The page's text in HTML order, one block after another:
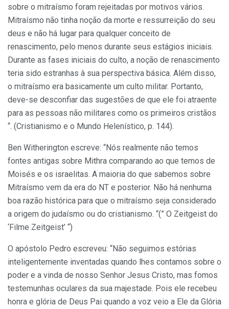
sobre o mitraísmo foram rejeitadas por motivos vários.
Mitraísmo não tinha noção da morte e ressurreição do seu
deus e não há lugar para qualquer conceito de
renascimento, pelo menos durante seus estágios iniciais.
Durante as fases iniciais do culto, a noção de renascimento
teria sido estranhas à sua perspectiva básica. Além disso,
o mitraísmo era basicamente um culto militar. Portanto,
deve-se desconfiar das sugestões de que ele foi atraente
para as pessoas não militares como os primeiros cristãos
“. (Cristianismo e o Mundo Helenístico, p. 144).
Ben Witherington escreve: “Nós realmente não temos
fontes antigas sobre Mithra comparando ao que temos de
Moisés e os israelitas. A maioria do que sabemos sobre
Mitraísmo vem da era do NT e posterior. Não há nenhuma
boa razão histórica para que o mitraísmo seja considerado
a origem do judaísmo ou do cristianismo. “(” O Zeitgeist do
‘Filme Zeitgeist’ “)
O apóstolo Pedro escreveu: “Não seguimos estórias
inteligentemente inventadas quando lhes contamos sobre o
poder e a vinda de nosso Senhor Jesus Cristo, mas fomos
testemunhas oculares da sua majestade. Pois ele recebeu
honra e glória de Deus Pai quando a voz veio a Ele da Glória